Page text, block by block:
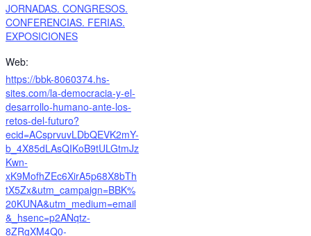
JORNADAS. CONGRESOS.
CONFERENCIAS. FERIAS.
EXPOSICIONES
Web:
https://bbk-8060374.hs-
sites.com/la-democracia-y-el-
desarrollo-humano-ante-los-
retos-del-futuro?
ecid=ACsprvuvLDbQEVK2mY-
b_4X85dLAsQIKoB9tULGtmJz
Kwn-
xK9MofhZEc6XirA5p68X8bTh
tX5Zx&utm_campaign=BBK%
20KUNA&utm_medium=email
&_hsenc=p2ANqtz-
8ZRgXM4Q0-